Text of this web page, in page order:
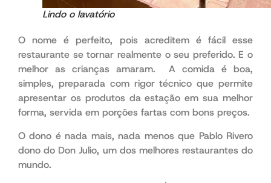
Lindo o lavatório
O nome é perfeito, pois acreditem é fácil esse
restaurante se tornar realmente o seu preferido. E o
melhor as crianças amaram. A comida é boa,
simples, preparada com rigor técnico que permite
apresentar os produtos da estação em sua melhor
forma, servida em porções fartas com bons preços.
O dono é nada mais, nada menos que Pablo Rivero
dono do Don Julio, um dos melhores restaurantes do
mundo.